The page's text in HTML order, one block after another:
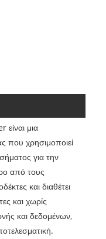
μια
που χρησιμοποιεί
για την
από τους
και διαθέτει
και χωρίς
και δεδομένων,